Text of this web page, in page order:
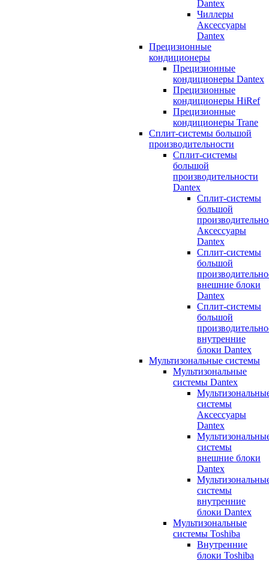
Dantex
Чиллеры
Аксессуары
Dantex
Прецизионные
кондиционеры
Прецизионные
кондиционеры Dantex
Прецизионные
кондиционеры HiRef
Прецизионные
кондиционеры Trane
Сплит-системы большой
производительности
Сплит-системы
большой
производительности
Dantex
Сплит-системы
большой
Аксессуары
Dantex
Сплит-системы
большой
внешние блоки
Dantex
Сплит-системы
большой
внутренние
блоки Dantex
Мультизональные системы
Мультизональные
системы Dantex
системы
Аксессуары
Dantex
системы
внешние блоки
Dantex
системы
внутренние
блоки Dantex
Мультизональные
системы Toshiba
Внутренние
блоки Toshiba